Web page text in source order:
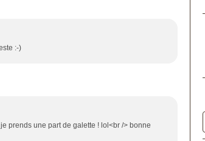
:-)
prends une part de galette ! lol<br /> bonne